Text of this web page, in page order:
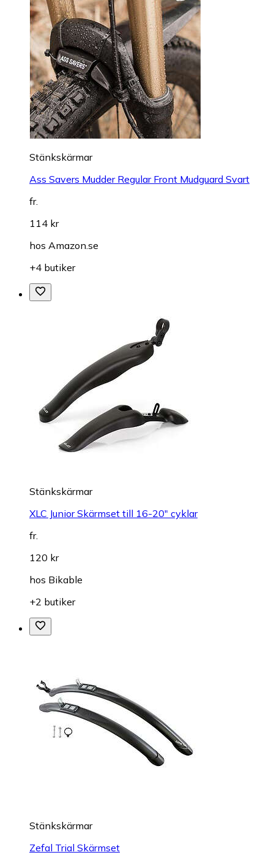
Stänkskärmar
Ass Savers Mudder Regular Front Mudguard Svart
fr.
114 kr
hos Amazon.se
+4 butiker
Stänkskärmar
XLC Junior Skärmset till 16-20" cyklar
fr.
120 kr
hos Bikable
+2 butiker
Stänkskärmar
Zefal Trial Skärmset